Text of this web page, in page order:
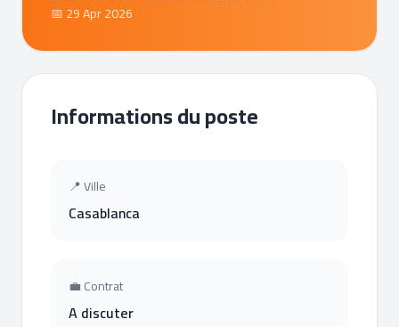
📅 29 Apr 2026
Informations du poste
📍 Ville
Casablanca
💼 Contrat
A discuter